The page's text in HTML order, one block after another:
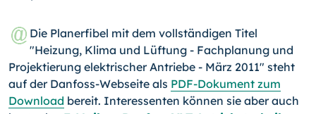
Die Planerfibel mit dem vollständigen Titel
"Heizung, Klima und Lüftung - Fachplanung und
Projektierung elektrischer Antriebe - März 2011" steht
auf der Danfoss-Webseite als PDF-Dokument zum
Download bereit. Interessenten können sie aber auch